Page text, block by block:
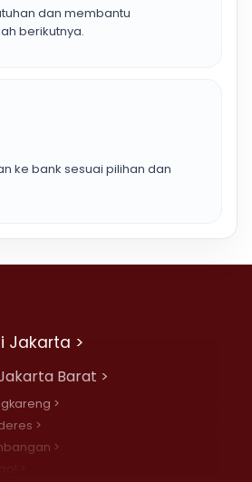
dan membantu
berikutnya.
ke bank sesuai pilihan dan
Jakarta >
Barat >
>
>
>